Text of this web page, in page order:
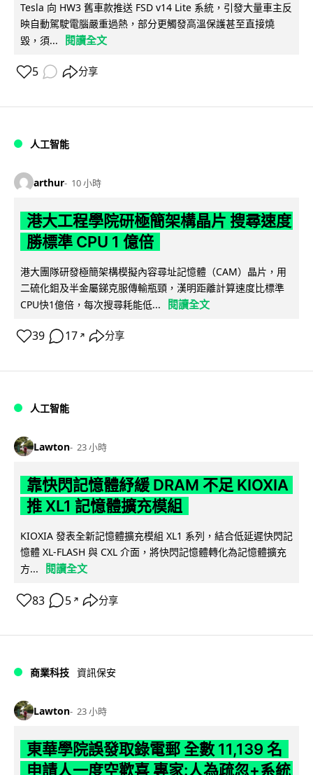
Tesla 向 HW3 舊車款推送 FSD v14 Lite 系統，引發大量車主反
映自動駕駛電腦嚴重過熱，部分更觸發高溫保護甚至直接燒
毀，須...
閱讀全文
5 分享
人工智能
arthur 10 小時
港大工程學院研極簡架構晶片 搜尋速度
勝標準 CPU 1 億倍
港大團隊研發極簡架構模擬內容尋址記憶體（CAM）晶片，用
二硫化鉬及半金屬銻克服傳輸瓶頸，漢明距離計算速度比標準
CPU快1億倍，每次搜尋耗能低...
閱讀全文
39 17 ↗ 分享
人工智能
Lawton 23 小時
靠快閃記憶體紓緩 DRAM 不足 KIOXIA
推 XL1 記憶體擴充模組
KIOXIA 發表全新記憶體擴充模組 XL1 系列，結合低延遲快閃記
憶體 XL-FLASH 與 CXL 介面，將快閃記憶體轉化為記憶體擴充
方...
閱讀全文
83 5 ↗ 分享
商業科技 資訊保安
Lawton 23 小時
東華學院誤發取錄電郵 全數 11,139 名
申請人一度空歡喜 專家:人為疏忽+系統